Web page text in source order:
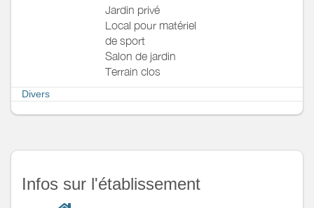
Jardin privé
Local pour matériel
de sport
Salon de jardin
Terrain clos
Divers
Infos sur l'établissement